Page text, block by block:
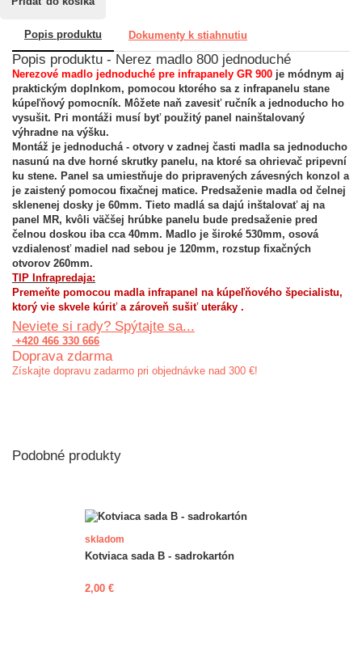
Popis produktu Dokumenty k stiahnutiu
Popis produktu - Nerez madlo 800 jednoduché
Nerezové madlo jednoduché pre infrapanely GR 900 je módnym aj
praktickým doplnkom, pomocou ktorého sa z infrapanelu stane
kúpeľňový pomocník. Môžete naň zavesiť ručník a jednoducho ho
vysušit. Pri montáži musí byť použitý panel nainštalovaný
výhradne na výšku.
Montáž je jednoduchá - otvory v zadnej časti madla sa jednoducho
nasunú na dve horné skrutky panelu, na ktoré sa ohrievač pripevní
ku stene. Panel sa umiestňuje do pripravených závesných konzol a
je zaistený pomocou fixačnej matice. Predsaženie madla od čelnej
sklenenej dosky je 60mm. Tieto madlá sa dajú inštalovať aj na
panel MR, kvôli väčšej hrúbke panelu bude predsaženie pred
čelnou doskou iba cca 40mm. Madlo je široké 530mm, osová
vzdialenosť madiel nad sebou je 120mm, rozstup fixačných
otvorov 260mm.
TIP Infrapredaja:
Premeňte pomocou madla infrapanel na kúpeľňového špecialistu,
ktorý vie skvele kúriť a zároveň sušiť uteráky .
Neviete si rady? Spýtajte sa...
+420 466 330 666
Doprava zdarma
Získajte dopravu zadarmo pri objednávke nad 300 €!
Podobné produkty
skladom
Kotviaca sada B - sadrokartón
2,00 €